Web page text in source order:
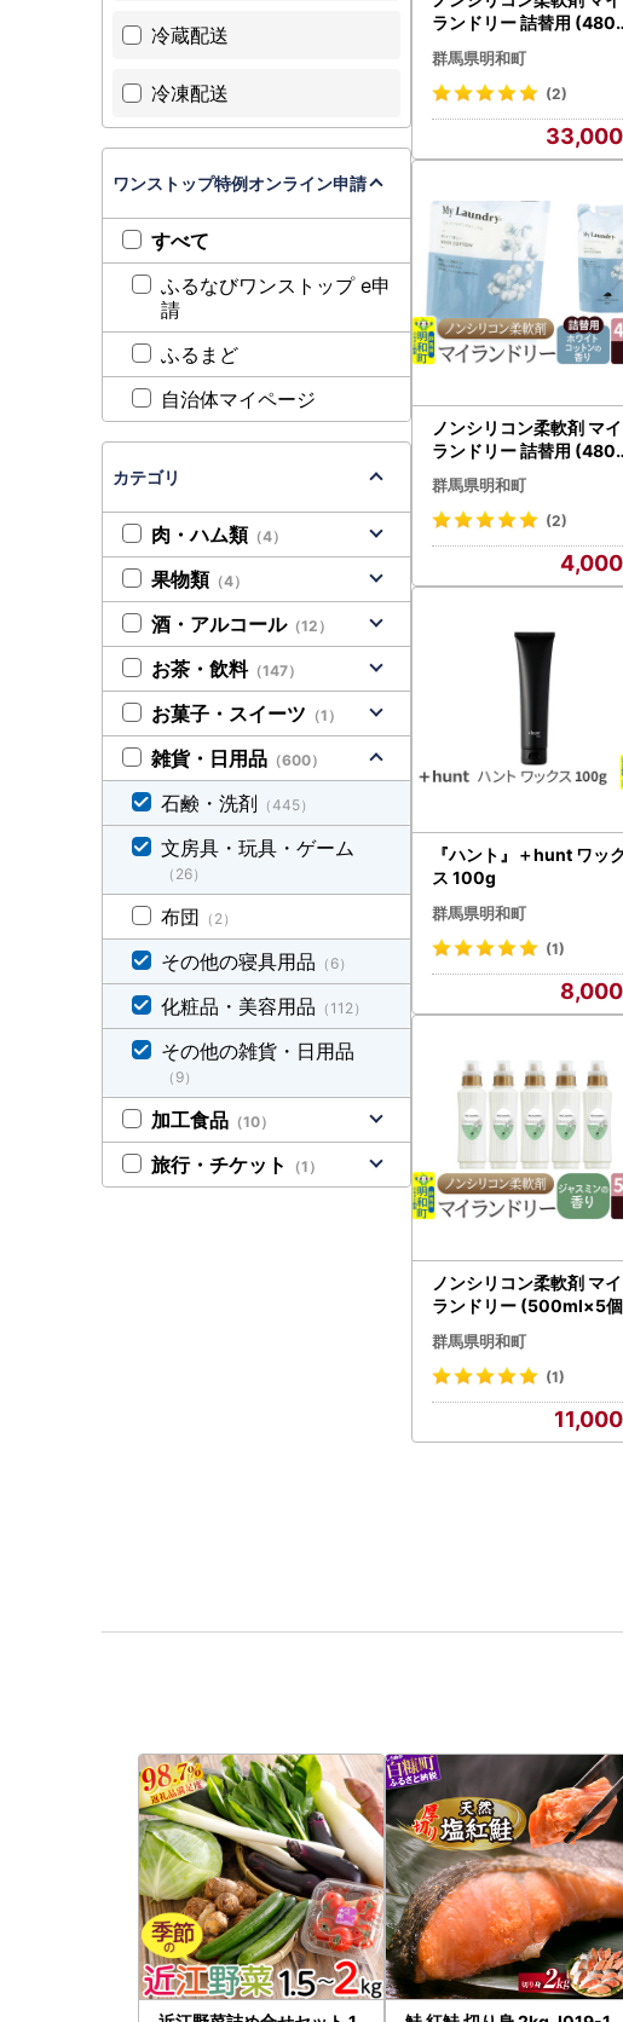
ランドリー 詰替用
×24個)【ジャスミンの香
り】
群馬県明和町
(2)
33,000
ノンシリコン柔軟剤 マイ
ランドリー 詰替用
)【ホワイトコットンの香
り】
群馬県明和町
(2)
4,000
『ハント』＋hunt ワック
ス 100g
群馬県明和町
(1)
8,000
ノンシリコン柔軟剤 マイ
ランドリー (500ml×5
【ジャスミンの香り】
群馬県明和町
(1)
11,000
冷蔵配送
冷凍配送
ワンストップ特例オンライン申請
すべて
ふるなびワンストップ e申
請
ふるまど
自治体マイページ
カテゴリ
肉・ハム類 （4）
果物類 （4）
酒・アルコール（12）
お茶・飲料（147）
お菓子・スイーツ （1）
雑貨・日用品 （600）
石鹸・洗剤 （445）
文房具・玩具・ゲーム
（26）
布団 （2）
その他の寝具用品 （6）
化粧品・美容用品 （112）
その他の雑貨・日用品
（9）
加工食品 （10）
旅行・チケット （1）